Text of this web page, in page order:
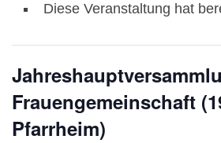
Diese Veranstaltung hat
Frauengemeinschaft
Pfarrheim)